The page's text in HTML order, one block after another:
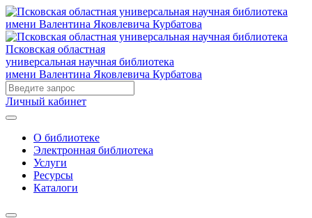
Псковская областная
универсальная научная библиотека
имени Валентина Яковлевича Курбатова
Личный кабинет
О библиотеке
Электронная библиотека
Услуги
Ресурсы
Каталоги